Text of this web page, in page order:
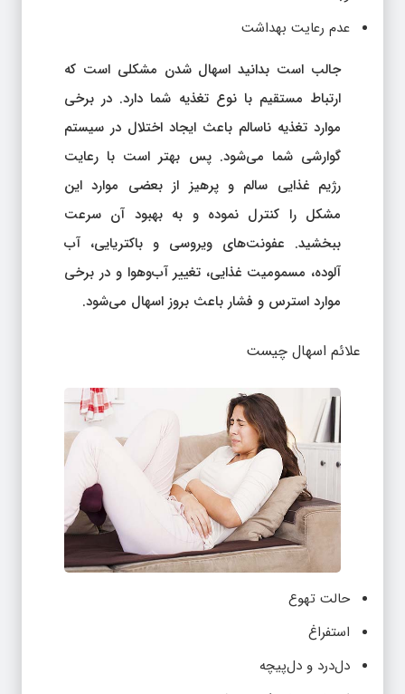
عدم رعایت بهداشت
جالب است بدانید اسهال شدن مشکلی است که
ارتباط مستقیم با نوع تغذیه شما دارد. در برخی
موارد تغذیه ناسالم باعث ایجاد اختلال در سیستم
گوارشی شما می‌شود. پس بهتر است با رعایت
رژیم غذایی سالم و پرهیز از بعضی موارد این
مشکل را کنترل نموده و به بهبود آن سرعت
ببخشید. عفونت‌های ویروسی و باکتریایی، آب
آلوده، مسمومیت غذایی، تغییر آب‌وهوا و در برخی
موارد استرس و فشار باعث بروز اسهال می‌شود.
علائم اسهال چیست
حالت تهوع
استفراغ
دل‌درد و دل‌پیچه